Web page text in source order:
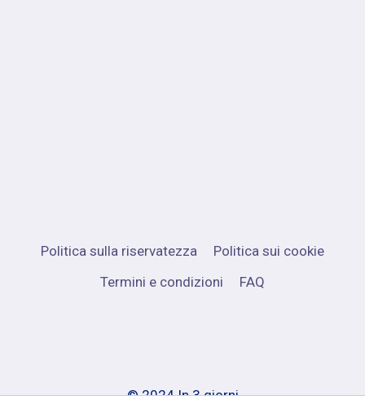
Politica sulla riservatezza
Politica sui cookie
Termini e condizioni
FAQ
© 2024 In 3 giorni